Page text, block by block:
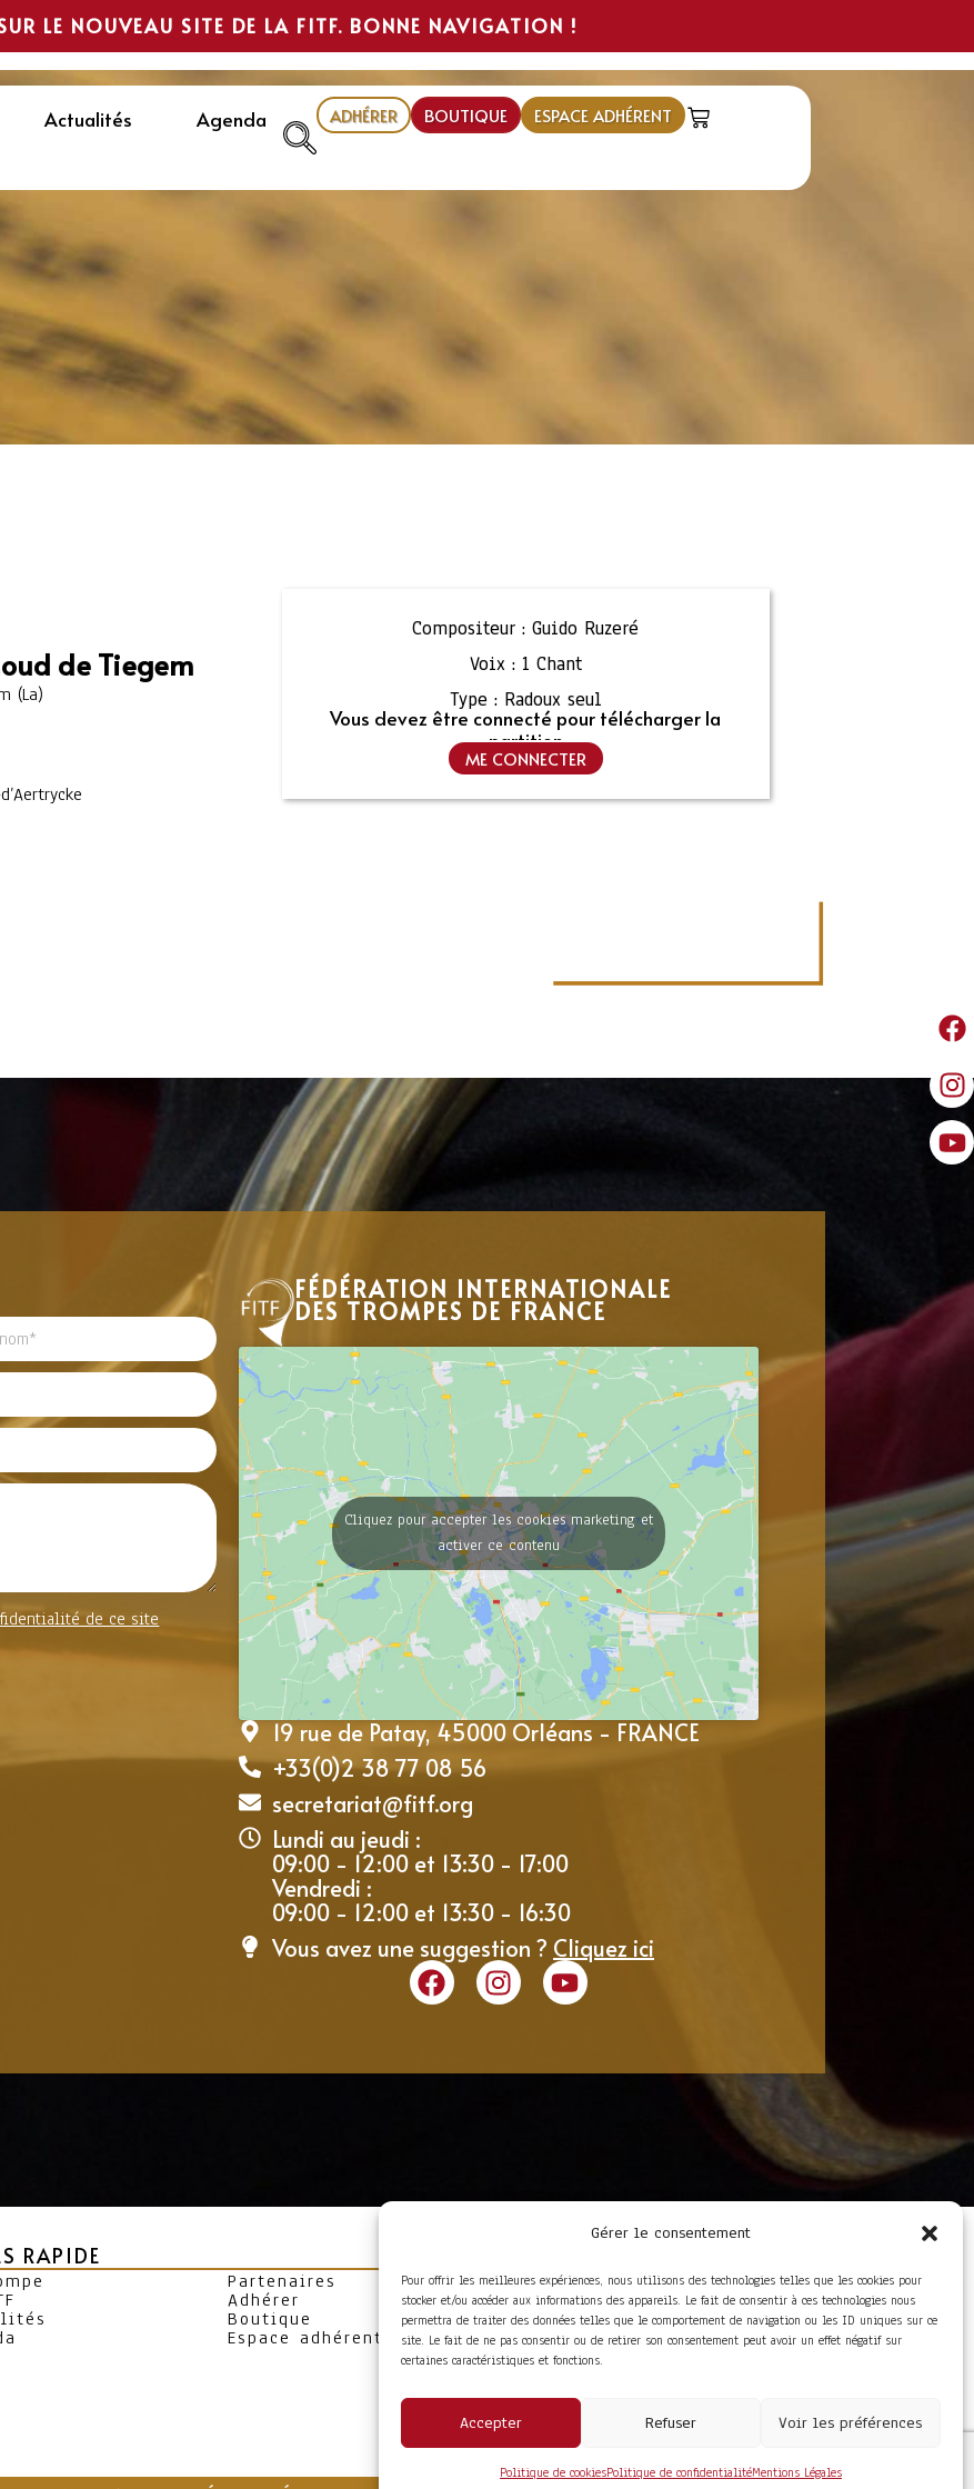
Gérer le consentement
Pour offrir les meilleures expériences, nous utilisons des technologies telles que les cookies pour
stocker et/ou accéder aux informations des appareils. Le fait de consentir à ces technologies nous
permettra de traiter des données telles que le comportement de navigation ou les ID uniques sur ce
site. Le fait de ne pas consentir ou de retirer son consentement peut avoir un effet négatif sur
certaines caractéristiques et fonctions.
Accepter Refuser Voir les préférences
Politique de cookiesPolitique de confidentialitéMentions Légales
LE NOUVEAU SITE DE LA FITF. BONNE NAVIGATION !
Actualités
Agenda
ADHÉRER BOUTIQUE ESPACE ADHÉRENT
de Tiegem
(La)
Compositeur : Guido Ruzeré
Voix : 1 Chant
Type : Radoux seul
Vous devez être connecté pour télécharger la
partition
ME CONNECTER
de ce site
FÉDÉRATION INTERNATIONALE
DES TROMPES DE FRANCE
Cliquez pour accepter les cookies marketing et
activer ce contenu
19 rue de Patay, 45000 Orléans - FRANCE
+33(0)2 38 77 08 56
secretariat@fitf.org
Lundi au jeudi :
09:00 - 12:00 et 13:30 - 17:00
Vendredi :
09:00 - 12:00 et 13:30 - 16:30
Vous avez une suggestion ? Cliquez ici
RAPIDE
Partenaires
Adhérer
Boutique
Espace adhérent
Foire aux questions
Conditions Générales de
Vente
Mentions Légales
Politique de